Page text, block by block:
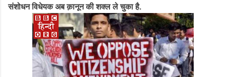
संशोधन विधेयक अब क़ानून की शक्ल ले चुका है.